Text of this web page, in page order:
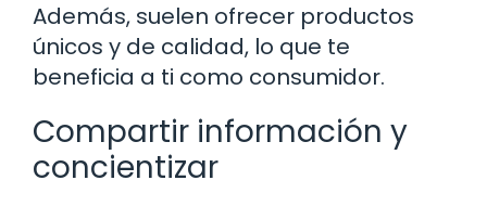
Además, suelen ofrecer productos
únicos y de calidad, lo que te
beneficia a ti como consumidor.
Compartir información y
concientizar